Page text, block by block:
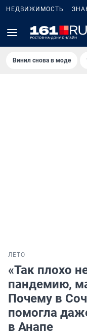
НЕДВИЖИМОСТЬ
Винил снова в моде
ЛЕТО
«Так плохо
пандемию,
Почему в
помогла
в Анапе